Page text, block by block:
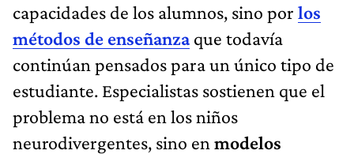
capacidades de los alumnos, sino por los
métodos de enseñanzaque todavía
continúan pensados para un único tipo de
estudiante. Especialistas sostienen que el
problema no está en los niños
neurodivergentes, sino en modelos